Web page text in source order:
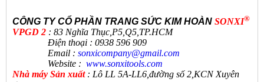
CÔNG TY CỔ PHẦN TRANG SỨC KIM HOÀN SONXI®
VPGD 2 : 83 Nghĩa Thục,P5,Q5,TP.HCM
Điện thoại : 0938 596 909
Email : sonxicompany@gmail.com
Website : www.sonxitools.com
Nhà máy Sản xuất : Lô LL 5A-LL6,đường số 2,KCN Xuyên